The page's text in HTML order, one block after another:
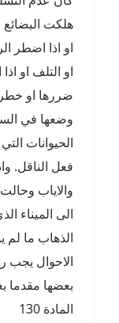
هلكت
او اذا اضطر
او التلف او
ضررها او خطر
وضعها في
الحيوانات
فعل الناقل.
والاياب
الى الميناء
الذهاب ما
الاحوال يجب
بعضها مقدما
المادة 130